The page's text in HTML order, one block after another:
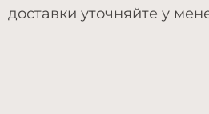
доставки уточняйте у